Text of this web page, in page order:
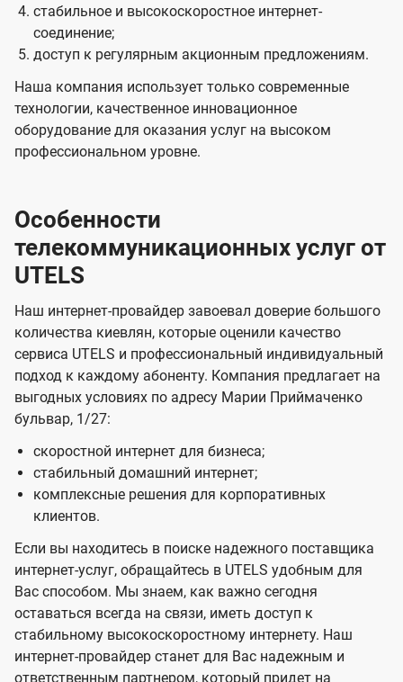
стабильное и высокоскоростное интернет-
соединение;
доступ к регулярным акционным предложениям.
Наша компания использует только современные
технологии, качественное инновационное
оборудование для оказания услуг на высоком
профессиональном уровне.
Особенности
телекоммуникационных услуг от
UTELS
Наш интернет-провайдер завоевал доверие большого
количества киевлян, которые оценили качество
сервиса UTELS и профессиональный индивидуальный
подход к каждому абоненту. Компания предлагает на
выгодных условиях по адресу Марии Приймаченко
бульвар, 1/27:
скоростной интернет для бизнеса;
стабильный домашний интернет;
комплексные решения для корпоративных
клиентов.
Если вы находитесь в поиске надежного поставщика
интернет-услуг, обращайтесь в UTELS удобным для
Вас способом. Мы знаем, как важно сегодня
оставаться всегда на связи, иметь доступ к
стабильному высокоскоростному интернету. Наш
интернет-провайдер станет для Вас надежным и
ответственным партнером, который придет на